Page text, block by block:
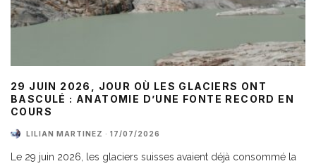
29 JUIN 2026, JOUR OÙ LES GLACIERS ONT
BASCULÉ : ANATOMIE D’UNE FONTE RECORD EN
COURS
LILIAN MARTINEZ · 17/07/2026
Le 29 juin 2026, les glaciers suisses avaient déjà consommé la